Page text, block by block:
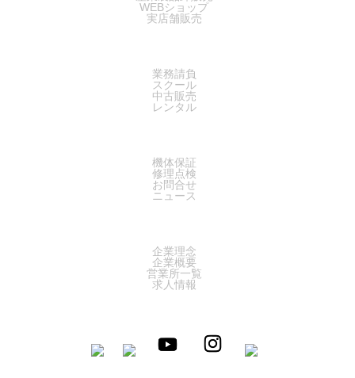
WEBショップ
実店舗販売
業務請負
スクール
中古販売
レンタル
機体保証
修理点検
お問合せ
ニュース
企業理念
企業概要
営業所一覧
求人情報